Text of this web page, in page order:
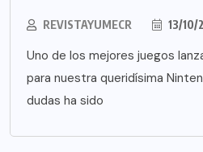
REVISTAYUMECR 13/10/
Uno de los mejores juegos
para nuestra queridísima
dudas ha sido